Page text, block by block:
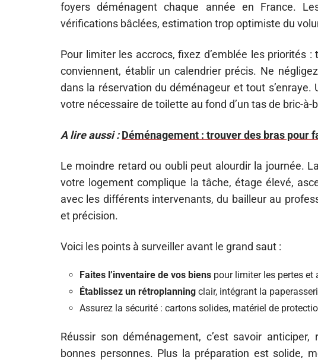
foyers déménagent chaque année en France.
vérifications bâclées, estimation trop optimiste du
Pour limiter les accrocs, fixez d’emblée les priorités
conviennent, établir un calendrier précis. Ne
dans la réservation du déménageur et tout
votre nécessaire de toilette au fond d’un tas de bric-à-
A lire aussi : Déménagement : trouver des bras pour
Le moindre retard ou oubli peut alourdir la journée.
votre logement complique la tâche, étage élevé,
avec les différents intervenants, du bailleur au
et précision.
Voici les points à surveiller avant le grand saut :
Faites l’inventaire de vos biens pour limiter les pertes et
Établissez un rétroplanning clair, intégrant la
Assurez la sécurité : cartons solides, matériel de
Réussir son déménagement, c’est savoir
bonnes personnes. Plus la préparation est solide,